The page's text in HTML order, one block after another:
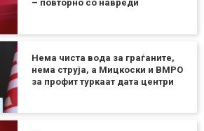
– повторно со навреди
Нема чиста вода за граѓаните,
нема струја, а Мицкоски и ВМРО
за профит туркаат дата центри